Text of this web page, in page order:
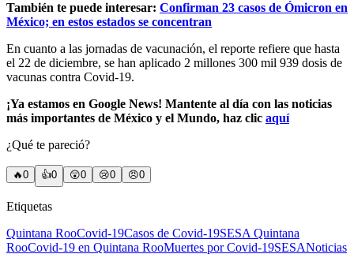
También te puede interesar: Confirman 23 casos de Ómicron en
México; en estos estados se concentran
En cuanto a las jornadas de vacunación, el reporte refiere que hasta
el 22 de diciembre, se han aplicado 2 millones 300 mil 939 dosis de
vacunas contra Covid-19.
¡Ya estamos en Google News! Mantente al día con las noticias
más importantes de México y el Mundo, haz clic aquí
¿Qué te pareció?
🔥0 👍0 😲0 😢0 😠0
Etiquetas
Quintana RooCovid-19Casos de Covid-19SESA Quintana
RooCovid-19 en Quintana RooMuertes por Covid-19SESANoticias